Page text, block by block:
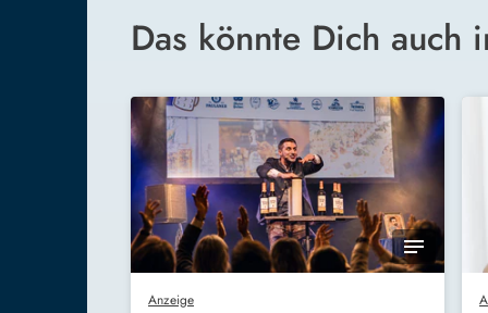
Das könnte Dich auch
Anzeige